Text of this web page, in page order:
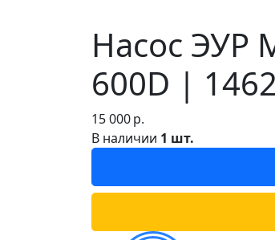
Насос ЭУР
600D |
15 000р.
В наличии 1 шт.